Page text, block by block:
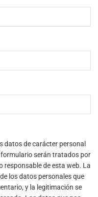
datos de carácter personal
serán tratados por
responsable de esta web. La
los datos personales que
y la legitimación se